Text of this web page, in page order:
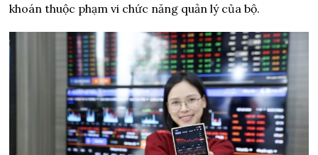
khoán thuộc phạm vi chức năng quản lý của bộ.